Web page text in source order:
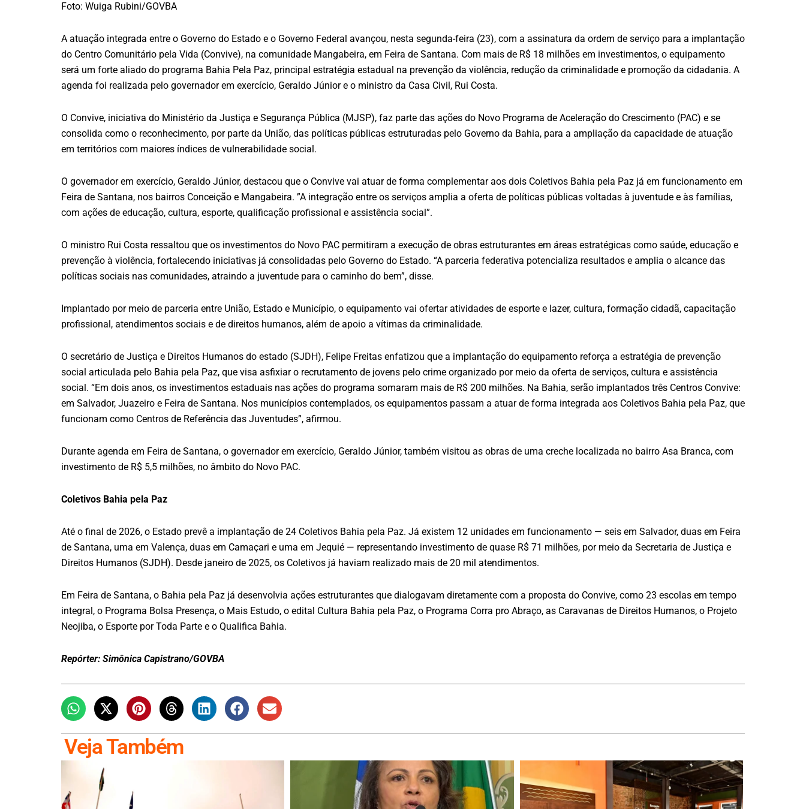
Foto: Wuiga Rubini/GOVBA
A atuação integrada entre o Governo do Estado e o Governo Federal avançou, nesta segunda-feira (23), com a assinatura da ordem de serviço para a implantação
do Centro Comunitário pela Vida (Convive), na comunidade Mangabeira, em Feira de Santana. Com mais de R$ 18 milhões em investimentos, o equipamento
será um forte aliado do programa Bahia Pela Paz, principal estratégia estadual na prevenção da violência, redução da criminalidade e promoção da cidadania. A
agenda foi realizada pelo governador em exercício, Geraldo Júnior e o ministro da Casa Civil, Rui Costa.
O Convive, iniciativa do Ministério da Justiça e Segurança Pública (MJSP), faz parte das ações do Novo Programa de Aceleração do Crescimento (PAC) e se
consolida como o reconhecimento, por parte da União, das políticas públicas estruturadas pelo Governo da Bahia, para a ampliação da capacidade de atuação
em territórios com maiores índices de vulnerabilidade social.
O governador em exercício, Geraldo Júnior, destacou que o Convive vai atuar de forma complementar aos dois Coletivos Bahia pela Paz já em funcionamento em
Feira de Santana, nos bairros Conceição e Mangabeira. ”A integração entre os serviços amplia a oferta de políticas públicas voltadas à juventude e às famílias,
com ações de educação, cultura, esporte, qualificação profissional e assistência social”.
O ministro Rui Costa ressaltou que os investimentos do Novo PAC permitiram a execução de obras estruturantes em áreas estratégicas como saúde, educação e
prevenção à violência, fortalecendo iniciativas já consolidadas pelo Governo do Estado. “A parceria federativa potencializa resultados e amplia o alcance das
políticas sociais nas comunidades, atraindo a juventude para o caminho do bem”, disse.
Implantado por meio de parceria entre União, Estado e Município, o equipamento vai ofertar atividades de esporte e lazer, cultura, formação cidadã, capacitação
profissional, atendimentos sociais e de direitos humanos, além de apoio a vítimas da criminalidade.
O secretário de Justiça e Direitos Humanos do estado (SJDH), Felipe Freitas enfatizou que a implantação do equipamento reforça a estratégia de prevenção
social articulada pelo Bahia pela Paz, que visa asfixiar o recrutamento de jovens pelo crime organizado por meio da oferta de serviços, cultura e assistência
social. “Em dois anos, os investimentos estaduais nas ações do programa somaram mais de R$ 200 milhões. Na Bahia, serão implantados três Centros Convive:
em Salvador, Juazeiro e Feira de Santana. Nos municípios contemplados, os equipamentos passam a atuar de forma integrada aos Coletivos Bahia pela Paz, que
funcionam como Centros de Referência das Juventudes”, afirmou.
Durante agenda em Feira de Santana, o governador em exercício, Geraldo Júnior, também visitou as obras de uma creche localizada no bairro Asa Branca, com
investimento de R$ 5,5 milhões, no âmbito do Novo PAC.
Coletivos Bahia pela Paz
Até o final de 2026, o Estado prevê a implantação de 24 Coletivos Bahia pela Paz. Já existem 12 unidades em funcionamento — seis em Salvador, duas em Feira
de Santana, uma em Valença, duas em Camaçari e uma em Jequié — representando investimento de quase R$ 71 milhões, por meio da Secretaria de Justiça e
Direitos Humanos (SJDH). Desde janeiro de 2025, os Coletivos já haviam realizado mais de 20 mil atendimentos.
Em Feira de Santana, o Bahia pela Paz já desenvolvia ações estruturantes que dialogavam diretamente com a proposta do Convive, como 23 escolas em tempo
integral, o Programa Bolsa Presença, o Mais Estudo, o edital Cultura Bahia pela Paz, o Programa Corra pro Abraço, as Caravanas de Direitos Humanos, o Projeto
Neojiba, o Esporte por Toda Parte e o Qualifica Bahia.
Repórter: Simônica Capistrano/GOVBA
Veja Também